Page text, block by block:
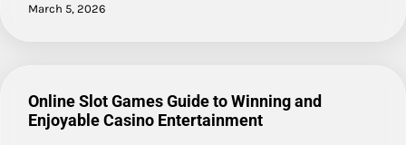
March 5, 2026
Online Slot Games Guide to Winning and
Enjoyable Casino Entertainment